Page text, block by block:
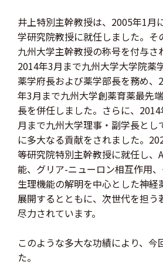
井上特別主幹教授は、2005年1月
学研究院教授に就任しました。そ
九州大学主幹教授の称号を付与さ
2014年3月まで九州大学大学院薬
薬学府長および薬学部長を務め
年3月まで九州大学創薬育薬最先
長を併任しました。さらに、
月まで九州大学理事・副学長とし
に多大なる貢献をされました。
等研究院特別主幹教授に就任し、
能、グリア-ニューロン相互作用
生理機能の解明を中心とした神経
展開するとともに、次世代を担う
尽力されています。
このような多大な功績により、今
た。